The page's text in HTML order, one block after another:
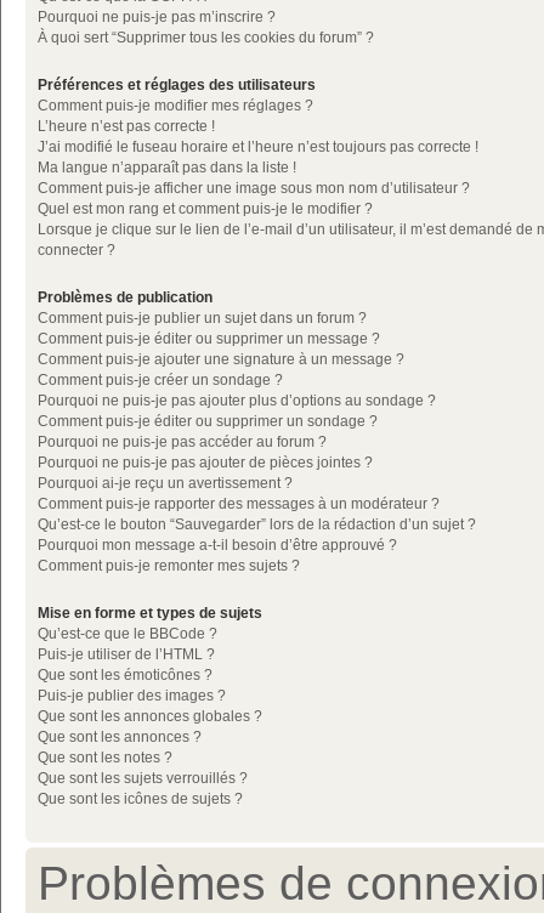
Pourquoi ne puis-je pas m’inscrire ?
À quoi sert “Supprimer tous les cookies du forum” ?
Préférences et réglages des utilisateurs
Comment puis-je modifier mes réglages ?
L’heure n’est pas correcte !
J’ai modifié le fuseau horaire et l’heure n’est toujours pas correcte !
Ma langue n’apparaît pas dans la liste !
Comment puis-je afficher une image sous mon nom d’utilisateur ?
Quel est mon rang et comment puis-je le modifier ?
Lorsque je clique sur le lien de l’e-mail d’un utilisateur, il m’est demandé de
connecter ?
Problèmes de publication
Comment puis-je publier un sujet dans un forum ?
Comment puis-je éditer ou supprimer un message ?
Comment puis-je ajouter une signature à un message ?
Comment puis-je créer un sondage ?
Pourquoi ne puis-je pas ajouter plus d’options au sondage ?
Comment puis-je éditer ou supprimer un sondage ?
Pourquoi ne puis-je pas accéder au forum ?
Pourquoi ne puis-je pas ajouter de pièces jointes ?
Pourquoi ai-je reçu un avertissement ?
Comment puis-je rapporter des messages à un modérateur ?
Qu’est-ce le bouton “Sauvegarder” lors de la rédaction d’un sujet ?
Pourquoi mon message a-t-il besoin d’être approuvé ?
Comment puis-je remonter mes sujets ?
Mise en forme et types de sujets
Qu’est-ce que le BBCode ?
Puis-je utiliser de l’HTML ?
Que sont les émoticônes ?
Puis-je publier des images ?
Que sont les annonces globales ?
Que sont les annonces ?
Que sont les notes ?
Que sont les sujets verrouillés ?
Que sont les icônes de sujets ?
Problèmes de